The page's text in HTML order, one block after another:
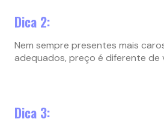
Dica 2:
Nem sempre presentes mais
adequados, preço é diferente de
Dica 3: